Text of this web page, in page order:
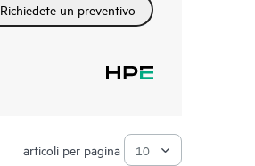
Richiedete un preventivo
articoli per pagina